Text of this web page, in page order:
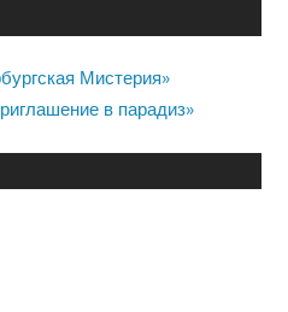
Мистерия»
в парадиз»